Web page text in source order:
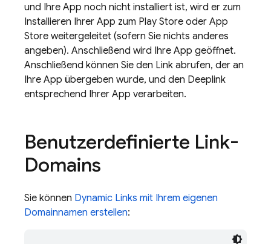
und Ihre App noch nicht installiert ist, wird er zum
Installieren Ihrer App zum Play Store oder App
Store weitergeleitet (sofern Sie nichts anderes
angeben). Anschließend wird Ihre App geöffnet.
Anschließend können Sie den Link abrufen, der an
Ihre App übergeben wurde, und den Deeplink
entsprechend Ihrer App verarbeiten.
Benutzerdefinierte Link-
Domains
Sie können Dynamic Links mit Ihrem eigenen
Domainnamen erstellen: